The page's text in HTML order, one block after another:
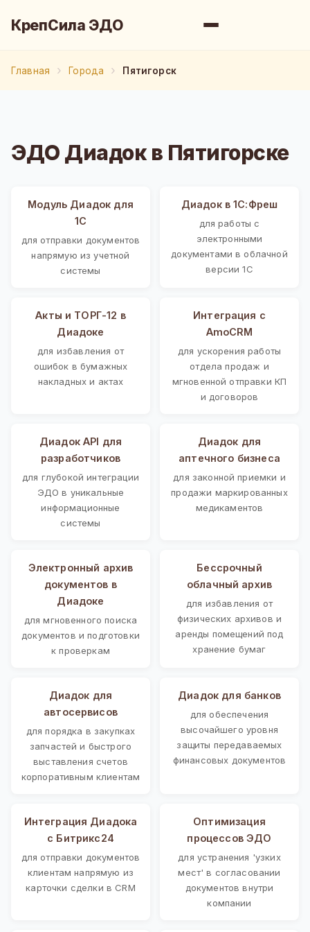
КрепСила ЭДО
Главная Города Пятигорск
ЭДО Диадок в Пятигорске
Модуль Диадок для
1С
для отправки документов
напрямую из учетной
системы
Диадок в 1С:Фреш
для работы с
электронными
документами в облачной
версии 1С
Акты и ТОРГ-12 в
Диадоке
для избавления от
ошибок в бумажных
накладных и актах
Интеграция с
AmoCRM
для ускорения работы
отдела продаж и
мгновенной отправки КП
и договоров
Диадок API для
разработчиков
для глубокой интеграции
ЭДО в уникальные
информационные
системы
Диадок для
аптечного бизнеса
для законной приемки и
продажи маркированных
медикаментов
Электронный архив
документов в
Диадоке
для мгновенного поиска
документов и подготовки
к проверкам
Бессрочный
облачный архив
для избавления от
физических архивов и
аренды помещений под
хранение бумаг
Диадок для
автосервисов
для порядка в закупках
запчастей и быстрого
выставления счетов
корпоративным клиентам
Диадок для банков
для обеспечения
высочайшего уровня
защиты передаваемых
финансовых документов
Интеграция Диадока
с Битрикс24
для отправки документов
клиентам напрямую из
карточки сделки в CRM
Оптимизация
процессов ЭДО
для устранения 'узких
мест' в согласовании
документов внутри
компании